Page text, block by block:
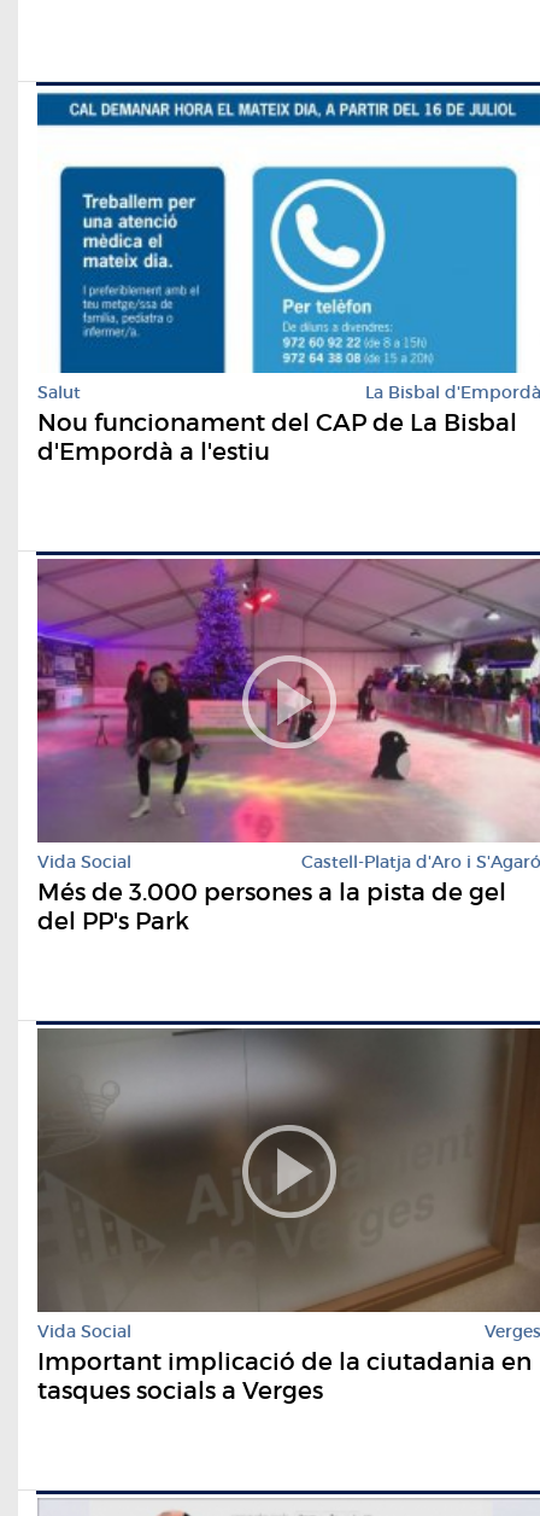
Salut La Bisbal d'Empordà
Nou funcionament del CAP de La Bisbal
d'Empordà a l'estiu
Vida Social Castell-Platja d'Aro i S'Agaró
Més de 3.000 persones a la pista de gel
del PP's Park
Vida Social Verges
Important implicació de la ciutadania en
tasques socials a Verges